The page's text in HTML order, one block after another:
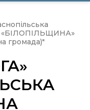
«БІЛОПІЛЬЩИНА»
громада)"